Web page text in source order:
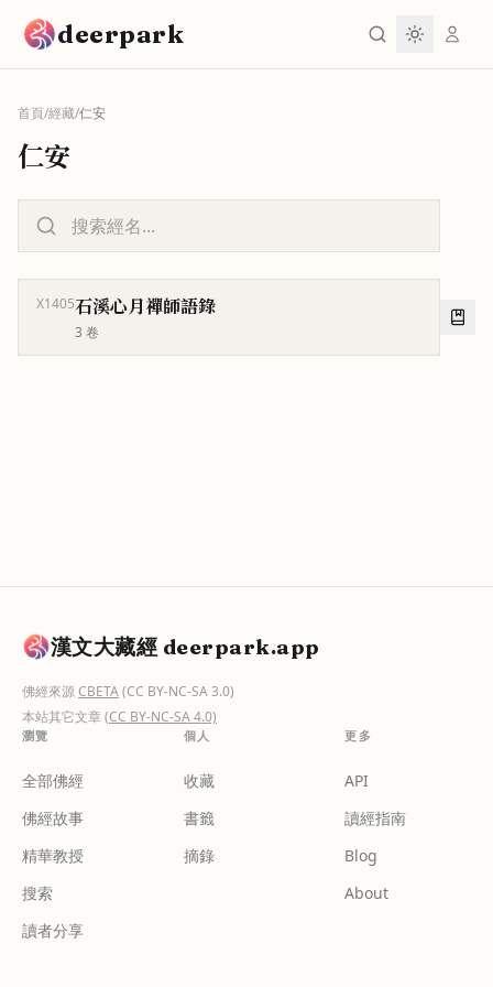
deerpark
首頁/經藏/仁安
仁安
X1405石溪心月禪師語錄
3 卷
漢文大藏經 deerpark.app
佛經來源CBETA(CC BY-NC-SA 3.0)
本站其它文章(CC BY-NC-SA 4.0)
瀏覽
全部佛經
佛經故事
精華教授
搜索
讀者分享
個人
收藏
書籤
摘錄
更多
API
讀經指南
Blog
About